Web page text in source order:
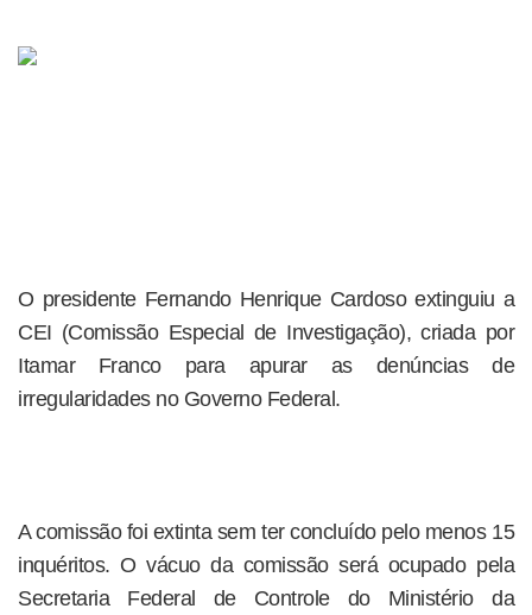
O presidente Fernando Henrique Cardoso extinguiu a
CEI (Comissão Especial de Investigação), criada por
Itamar Franco para apurar as denúncias de
irregularidades no Governo Federal.
A comissão foi extinta sem ter concluído pelo menos 15
inquéritos. O vácuo da comissão será ocupado pela
Secretaria Federal de Controle do Ministério da